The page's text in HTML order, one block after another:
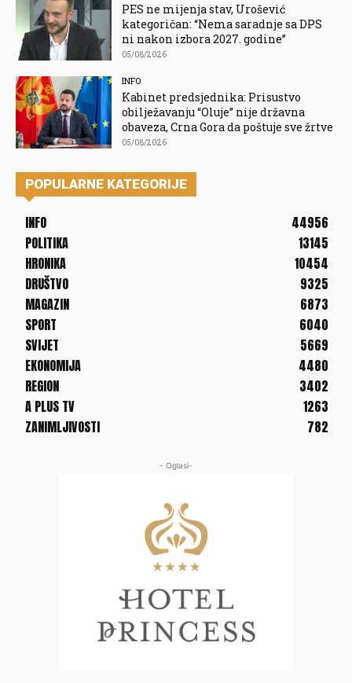
PES ne mijenja stav, Urošević
kategoričan: “Nema saradnje sa DPS
ni nakon izbora 2027. godine”
05/08/2026
INFO
Kabinet predsjednika: Prisustvo
obilježavanju “Oluje” nije državna
obaveza, Crna Gora da poštuje sve žrtve
05/08/2026
POPULARNE KATEGORIJE
INFO
44956
POLITIKA
13145
HRONIKA
10454
DRUŠTVO
9325
MAGAZIN
6873
SPORT
6040
SVIJET
5669
EKONOMIJA
4480
REGION
3402
A PLUS TV
1263
ZANIMLJIVOSTI
782
- Oglasi-